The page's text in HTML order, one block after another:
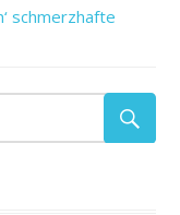
schmerzhafte